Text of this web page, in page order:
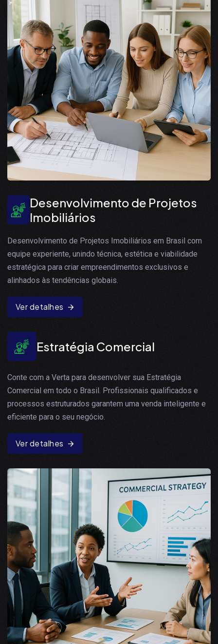
Desenvolvimento de Projetos
Imobiliários
Desenvolvimento de Projetos Imobiliários em Brasil com
equipe experiente, unindo técnica, estética e viabilidade
estratégica para criar empreendimentos exclusivos e
alinhados às tendências globais.
Ver detalhes
Estratégia Comercial
Conte com a Verta para desenvolver sua Estratégia
Comercial em todo o Brasil. Profissionais qualificados e
processos estruturados garantem uma venda inteligente e
eficiente para o seu negócio.
Ver detalhes